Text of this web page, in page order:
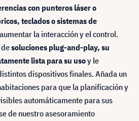
con punteros láser o
teclados o sistemas de
la interacción y el control.
soluciones plug-and-play, su
lista para su usoy le
dispositivos finales. Añada un
para que la planificación y
automáticamente para sus
de nuestro asesoramiento